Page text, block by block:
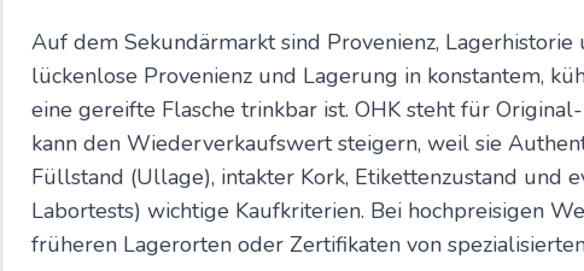
Auf dem Sekundärmarkt sind Provenienz,
lückenlose Provenienz und Lagerung in konstantem,
eine gereifte Flasche trinkbar ist. OHK steht für
kann den Wiederverkaufswert steigern, weil sie
Füllstand (Ullage), intakter Kork, Etikettenzustand und
Labortests) wichtige Kaufkriterien. Bei hochpreisigen
früheren Lagerorten oder Zertifikaten von